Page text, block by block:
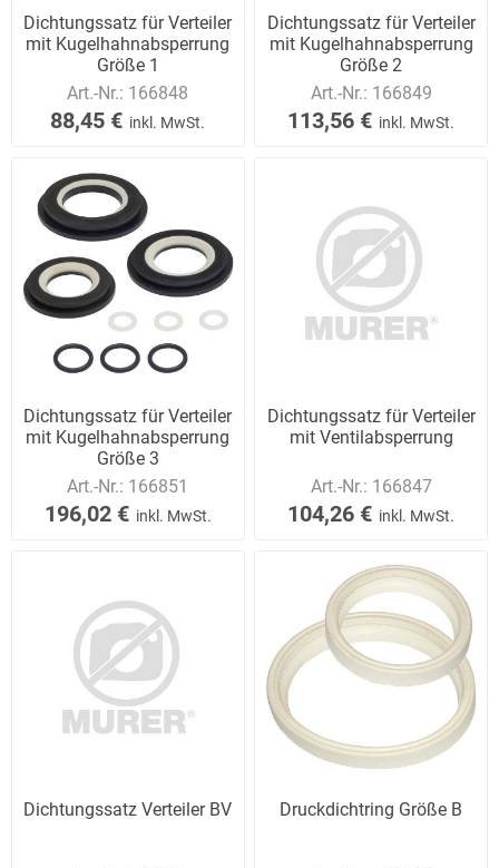
Dichtungssatz für Verteiler
mit Kugelhahnabsperrung
Größe 1
Art.-Nr.: 166848
88,45 € inkl. MwSt.
Dichtungssatz für Verteiler
mit Kugelhahnabsperrung
Größe 2
Art.-Nr.: 166849
113,56 € inkl. MwSt.
Dichtungssatz für Verteiler
mit Kugelhahnabsperrung
Größe 3
Art.-Nr.: 166851
196,02 € inkl. MwSt.
Dichtungssatz für Verteiler
mit Ventilabsperrung
Art.-Nr.: 166847
104,26 € inkl. MwSt.
Dichtungssatz Verteiler BV Druckdichtring Größe B